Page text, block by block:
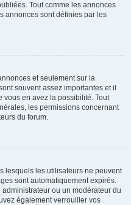
Tout comme les annonces
annonces sont définies par les
et seulement sur la
souvent assez importantes et il
vous en avez la possibilité. Tout
les permissions concernant
du forum.
lesquels les utilisateurs ne peuvent
sont automatiquement expirés.
ou un modérateur du
également verrouiller vos